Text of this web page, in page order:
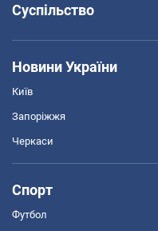
Суспільство
Новини України
Київ
Запоріжжя
Черкаси
Спорт
Футбол